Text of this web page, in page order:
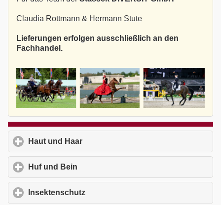
Claudia Rottmann & Hermann Stute
Lieferungen erfolgen ausschließlich an den
Fachhandel.
Haut und Haar
Huf und Bein
Insektenschutz